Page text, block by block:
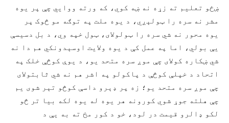
ښځو تعلیم ته زړه نه ښه کوي، که ورته ووايي چې پر یوه
مشر نه سره را ټولېږي، د یوه ملت په توګه مو څوک پر
یوه محور نه شي سره را ټولولای، ټول خپه وي، د بل دسیسې
يې بولي، اما په عمل کې د یوه ولایت اوسېدونکي هم دا نه
شي ښکاره کولای چې موږ سره متحد یو، د یوې کوڅې خلک په
اتحاد د خپلې کوڅې د پاکولو په اشر هم نه شي ثابتولای
چې موږ سره متحد یو؛ زه پر ډېرو داسې کوڅو تېر شوی یم
چې هلته جوړ شوي کورونه هر یوه له یوه لکه بیا تر څو
لکو ډالرو قیمت در لود، خو د کور مخ ته به يې د